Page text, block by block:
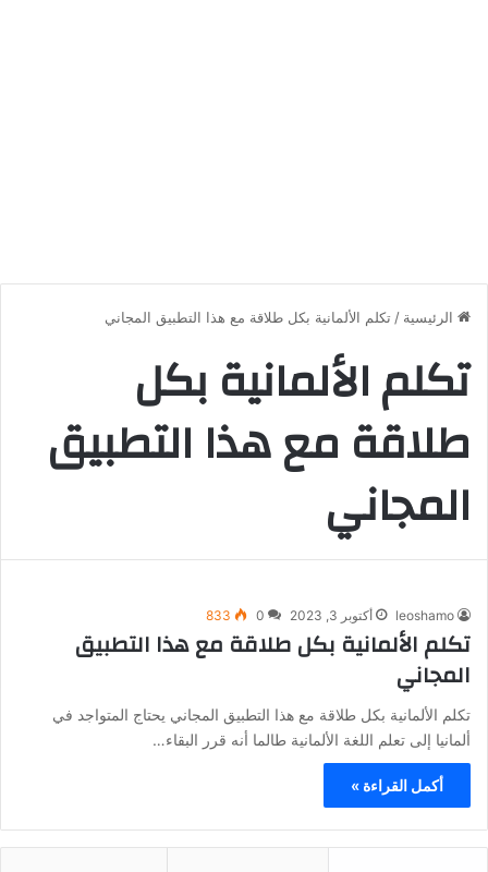
الرئيسية / تكلم الألمانية بكل طلاقة مع هذا التطبيق المجاني
تكلم الألمانية بكل
طلاقة مع هذا التطبيق
المجاني
leoshamo أكتوبر 3, 2023 0
833
تكلم الألمانية بكل طلاقة مع هذا التطبيق
المجاني
تكلم الألمانية بكل طلاقة مع هذا التطبيق المجاني يحتاج المتواجد في
ألمانيا إلى تعلم اللغة الألمانية طالما أنه قرر البقاء…
أكمل القراءة »